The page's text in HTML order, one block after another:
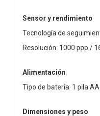
Sensor y rendimiento
Tecnología de
Resolución: 1000 ppp /
Alimentación
Tipo de batería: 1 pila AA
Dimensiones y peso